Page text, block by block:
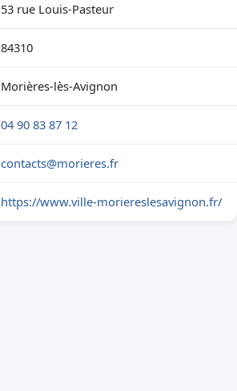
53 rue Louis-Pasteur
84310
Morières-lès-Avignon
04 90 83 87 12
contacts@morieres.fr
https://www.ville-moriereslesavignon.fr/